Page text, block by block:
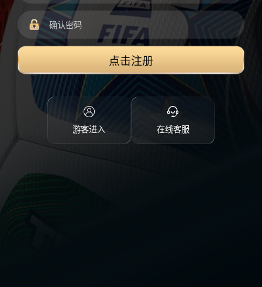
点击注册
游客进入 在线客服